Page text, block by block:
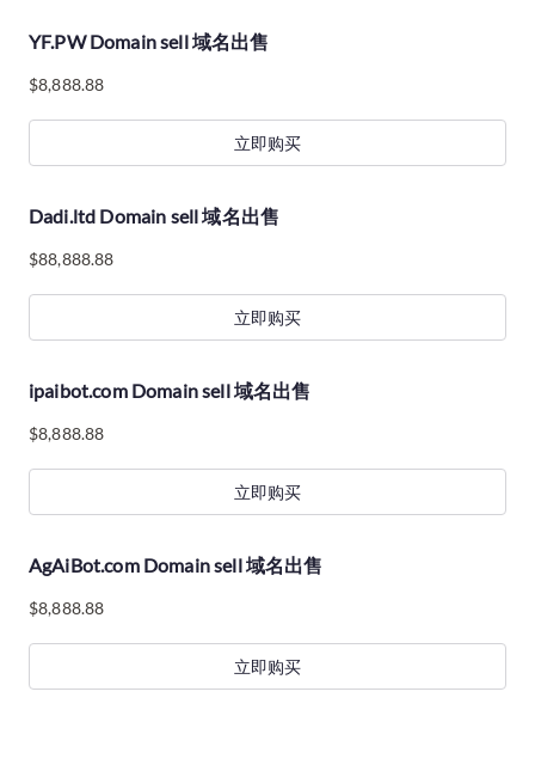
YF.PW Domain sell 域名出售
$8,888.88
立即购买
Dadi.ltd Domain sell 域名出售
$88,888.88
立即购买
ipaibot.com Domain sell 域名出售
$8,888.88
立即购买
AgAiBot.com Domain sell 域名出售
$8,888.88
立即购买